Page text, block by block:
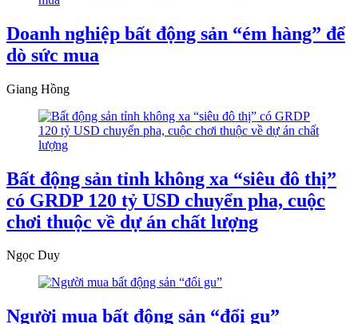
Doanh nghiệp bất động sản “ém hàng” để
dò sức mua
Giang Hồng
Bất động sản tỉnh không xa “siêu đô thị”
có GRDP 120 tỷ USD chuyển pha, cuộc
chơi thuộc về dự án chất lượng
Ngọc Duy
Người mua bất động sản “đổi gu”